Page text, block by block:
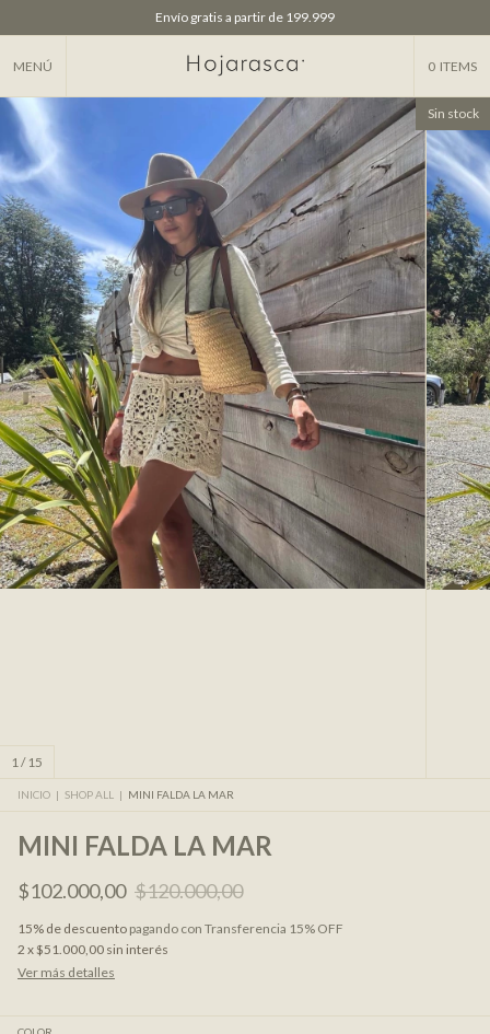
Envío gratis a partir de 199.999
10% OFF tarjeta / transferencia 25% OFF
MENÚ
0 ITEMS
Sin stock
1/ 15
INICIO | SHOP ALL | MINI FALDA LA MAR
MINI FALDA LA MAR
$102.000,00 $120.000,00
15% de descuento pagando con Transferencia 15% OFF
2 x$51.000,00 sin interés
Ver más detalles